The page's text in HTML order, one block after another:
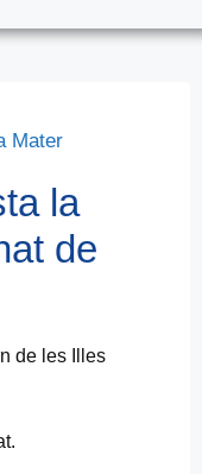
Mater
la
de
de les Illes